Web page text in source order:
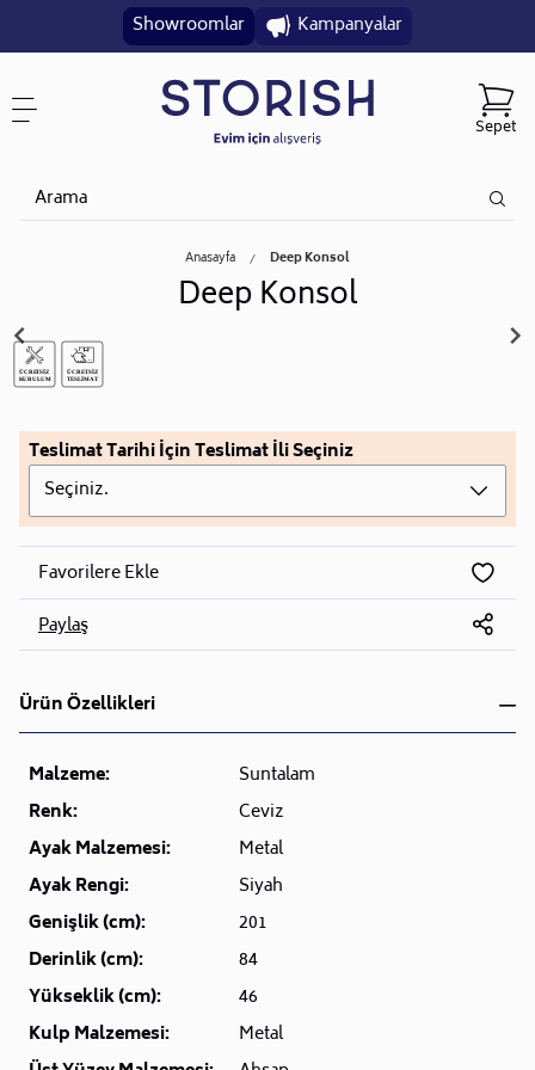
Showroomlar Kampanyalar
Sepet
Anasayfa Deep Konsol
Deep Konsol
Teslimat Tarihi İçin Teslimat İli Seçiniz
Seçiniz.
Favorilere Ekle
Paylaş
Ürün Özellikleri
Malzeme:
Suntalam
Renk:
Ceviz
Ayak Malzemesi:
Metal
Ayak Rengi:
Siyah
Genişlik (cm):
201
Derinlik (cm):
84
Yükseklik (cm):
46
Kulp Malzemesi:
Metal